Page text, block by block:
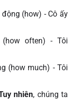
(how) - Cô ấy
often) - Tôi
(how much) - Tôi
nhiên, chúng ta